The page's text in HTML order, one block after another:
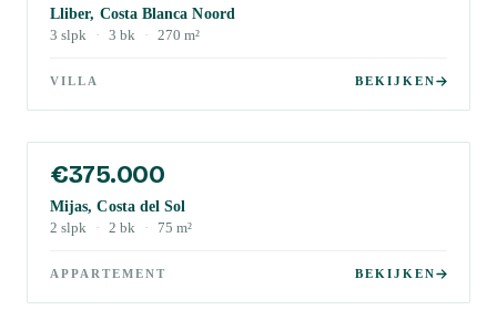
Lliber, Costa Blanca Noord
3 slpk · 3 bk · 270 m²
VILLA BEKIJKEN
€375.000
Mijas, Costa del Sol
2 slpk · 2 bk · 75 m²
APPARTEMENT BEKIJKEN